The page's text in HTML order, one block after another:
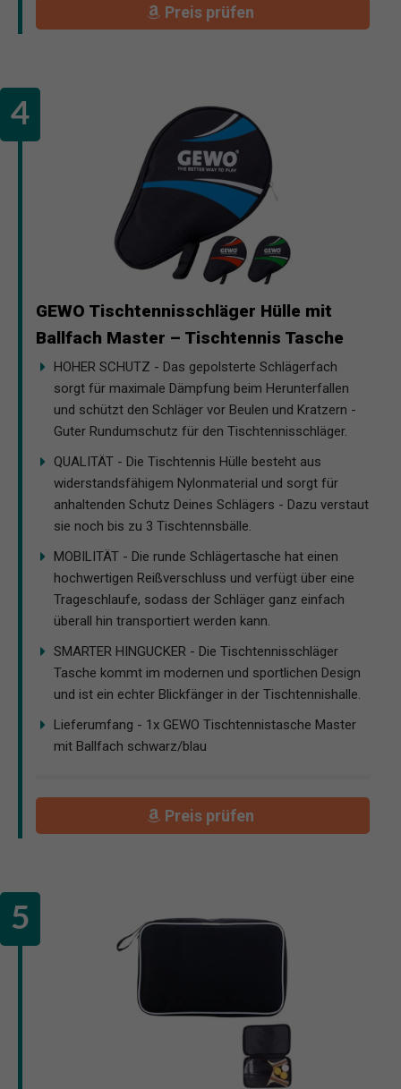
Preis prüfen
GEWO Tischtennisschläger Hülle mit
Ballfach Master – Tischtennis Tasche
HOHER SCHUTZ - Das gepolsterte Schlägerfach
sorgt für maximale Dämpfung beim Herunterfallen
und schützt den Schläger vor Beulen und Kratzern -
Guter Rundumschutz für den Tischtennisschläger.
QUALITÄT - Die Tischtennis Hülle besteht aus
widerstandsfähigem Nylonmaterial und sorgt für
anhaltenden Schutz Deines Schlägers - Dazu verstaut
sie noch bis zu 3 Tischtennsbälle.
MOBILITÄT - Die runde Schlägertasche hat einen
hochwertigen Reißverschluss und verfügt über eine
Trageschlaufe, sodass der Schläger ganz einfach
überall hin transportiert werden kann.
SMARTER HINGUCKER - Die Tischtennisschläger
Tasche kommt im modernen und sportlichen Design
und ist ein echter Blickfänger in der Tischtennishalle.
Lieferumfang - 1x GEWO Tischtennistasche Master
mit Ballfach schwarz/blau
Preis prüfen